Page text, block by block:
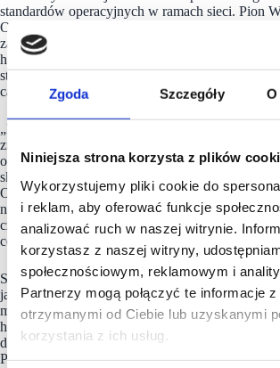
Zgoda Szczegóły
Niniejsza strona korzysta z plików
Wykorzystujemy pliki cookie do
i reklam, aby oferować funkcje
analizować ruch w naszej witrynie.
korzystasz z naszej witryny,
społecznościowym, reklamowym i
Partnerzy mogą połączyć te informacje
otrzymanymi od Ciebie lub uzyskanymi
korzystania z ich usług.
standardów operacyjnych w ramach sieci. Pion
Operacyjnego skupi się natomiast na budowaniu i
zaplecza dla działań realizowanych w placówkach
handlowych, w szczególności na rozwoju
standardów oraz koordynacji projektów
całej organizacji.
„Reorganizacja struktur centralnych oraz
zmiany kadrowe, mają jeden zasadniczy cel –
organizację jeszcze lepiej dopasowaną do
sklepów, szybszą w działaniu i bardziej
Obecna skala działalności, jak i dążenie do
naszych planów, wymagają jasno
czytelnych struktur i wzmocnionych kompetencji
centrali.
Stawiamy zarówno na doświadczenie nowych
jak i na rozwój kompetencji wewnętrznych. W
możemy wzmacniać konkurencyjność sieci w
horyzoncie czasowym i konsekwentnie budować
dodaną dla lokalnych partnerów Intermarché” –
Paweł Wardziński, Dyrektor Generalny